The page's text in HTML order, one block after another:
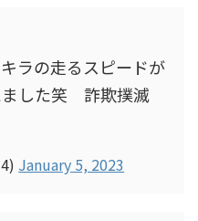
ラの走るスピードが
ました笑 詐欺撲滅
January 5, 2023